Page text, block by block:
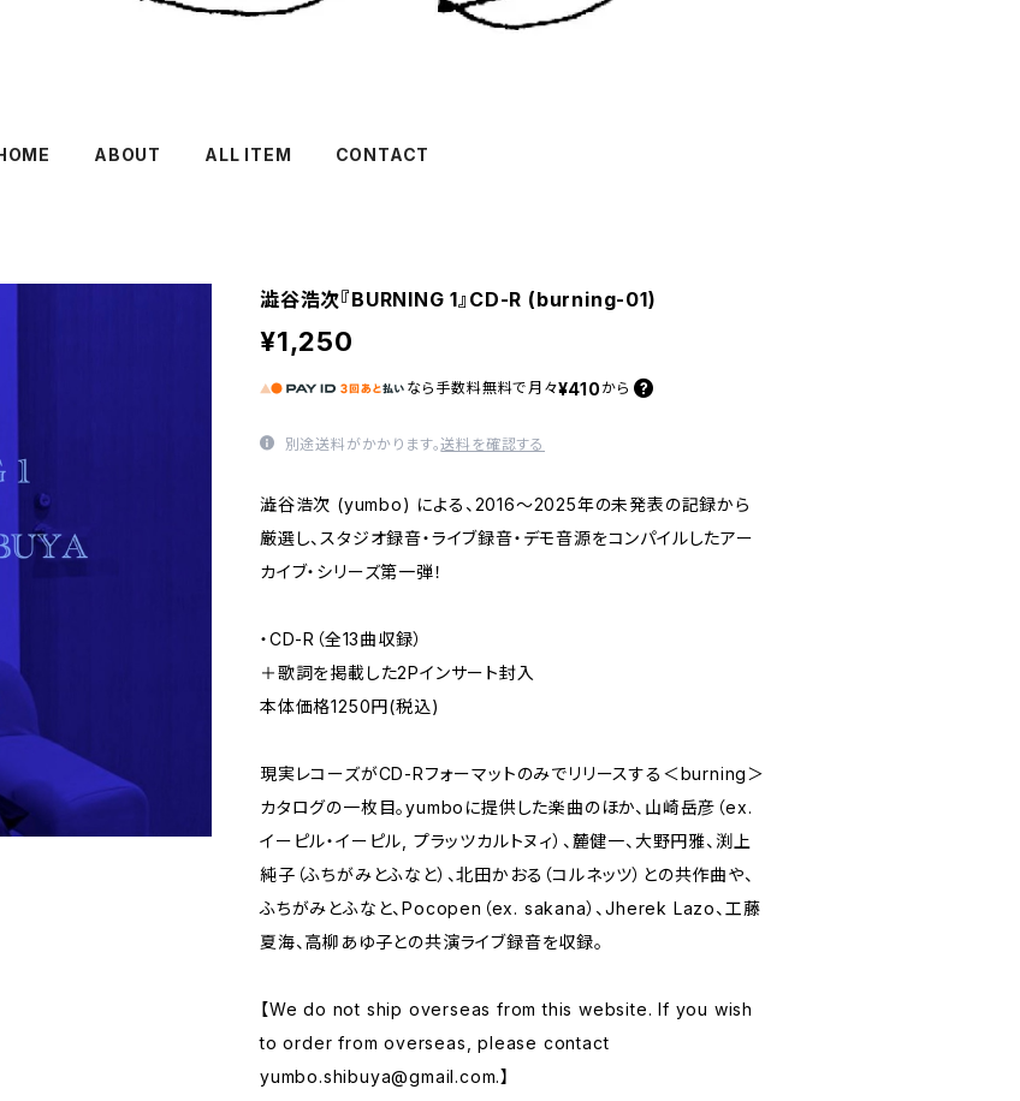
ABOUT ALL ITEM CONTACT
澁谷浩次『BURNING 1』CD-R (burning-01)
¥1,250
なら 手数料無料で 月々¥410 から
別途送料がかかります。送料を確認する
澁谷浩次 (yumbo) による、2016〜2025年の未発表の記録から
厳選し、スタジオ録音・ライブ録音・デモ音源をコンパイルしたアー
カイブ・シリーズ第一弾！
・CD-R（全13曲収録）
＋歌詞を掲載した2Pインサート封入
本体価格1250円(税込)
現実レコーズがCD-Rフォーマットのみでリリースする＜burning＞
カタログの一枚目。yumboに提供した楽曲のほか、山崎岳彦（ex.
イーピル・イーピル, プラッツカルトヌィ）、麓健一、大野円雅、渕上
純子（ふちがみとふなと）、北田かおる（コルネッツ）との共作曲や、
ふちがみとふなと、Pocopen（ex. sakana）、Jherek Lazo、工藤
夏海、高柳あゆ子との共演ライブ録音を収録。
【We do not ship overseas from this website. If you wish
to order from overseas, please contact
yumbo.shibuya@gmail.com.】